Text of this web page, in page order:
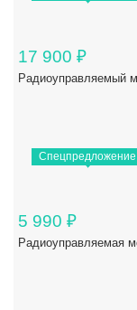
17 900 ₽
Радиоуправляемый
Спецпредложение
5 990 ₽
Радиоуправляемая